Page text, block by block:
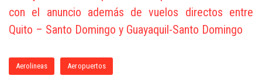
Aerolineas Aeropuertos